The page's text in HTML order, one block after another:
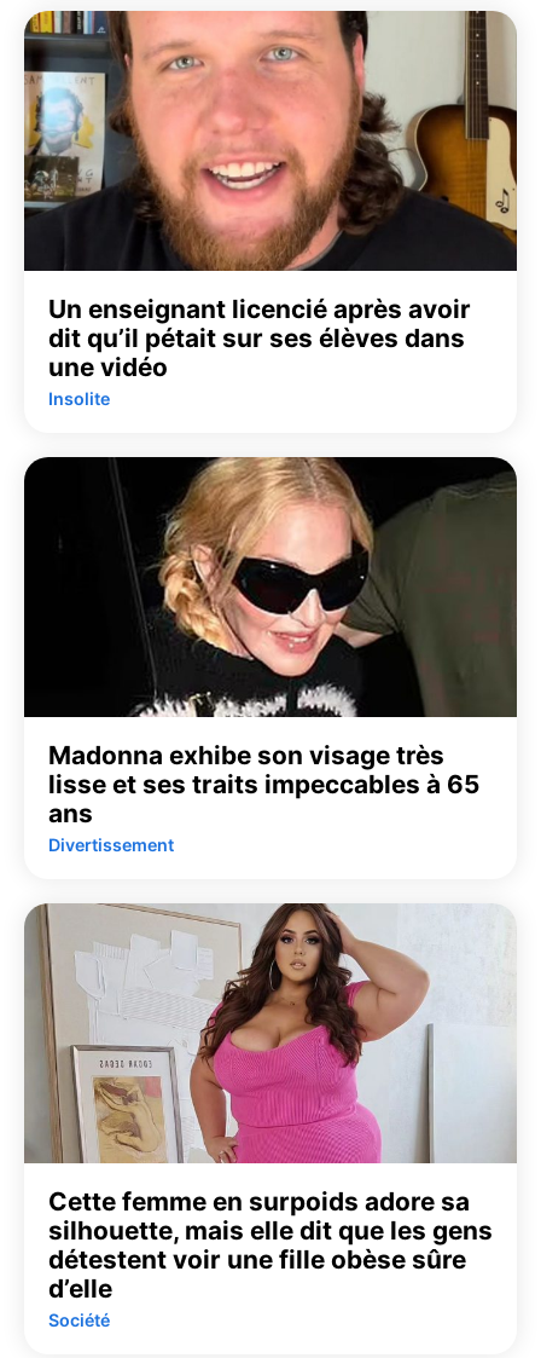
Un enseignant licencié après avoir
dit qu’il pétait sur ses élèves dans
une vidéo
Insolite
Madonna exhibe son visage très
lisse et ses traits impeccables à 65
ans
Divertissement
Cette femme en surpoids adore sa
silhouette, mais elle dit que les gens
détestent voir une fille obèse sûre
d’elle
Société